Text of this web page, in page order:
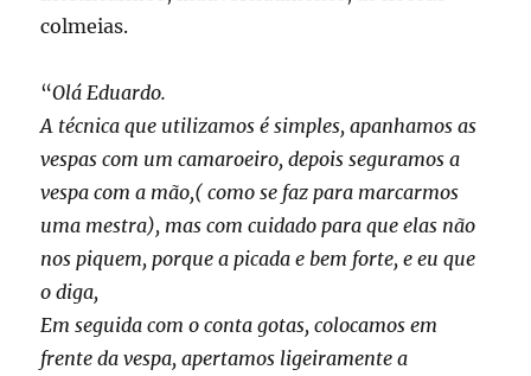
colmeias.
“Olá Eduardo.
A técnica que utilizamos é simples, apanhamos as
vespas com um camaroeiro, depois seguramos a
vespa com a mão,( como se faz para marcarmos
uma mestra), mas com cuidado para que elas não
nos piquem, porque a picada e bem forte, e eu que
o diga,
Em seguida com o conta gotas, colocamos em
frente da vespa, apertamos ligeiramente a